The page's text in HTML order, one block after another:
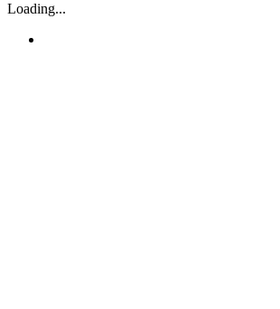
Loading...